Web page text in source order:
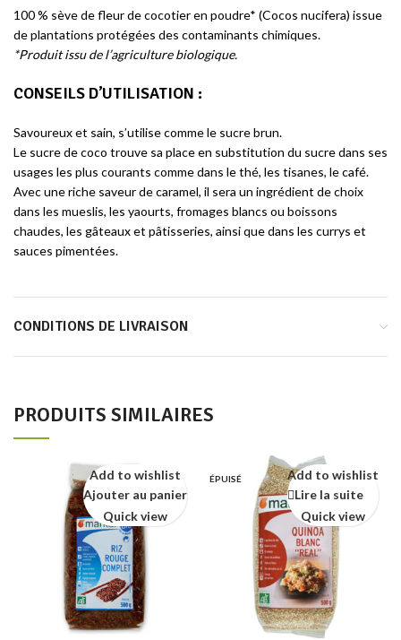
100 % sève de fleur de cocotier en poudre* (Cocos nucifera) issue
de plantations protégées des contaminants chimiques.
*Produit issu de l’agriculture biologique.
CONSEILS D’UTILISATION :
Savoureux et sain, s’utilise comme le sucre brun.
Le sucre de coco trouve sa place en substitution du sucre dans ses
usages les plus courants comme dans le thé, les tisanes, le café.
Avec une riche saveur de caramel, il sera un ingrédient de choix
dans les mueslis, les yaourts, fromages blancs ou boissons
chaudes, les gâteaux et pâtisseries, ainsi que dans les currys et
sauces pimentées.
CONDITIONS DE LIVRAISON
PRODUITS SIMILAIRES
Add to wishlist
Ajouter au panier
Quick view
ÉPUISÉ
Add to wishlist
Lire la suite
Quick view